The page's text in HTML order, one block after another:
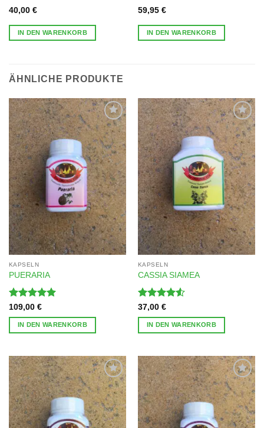
Bewertet
mit5 von
5
40,00 €
IN DEN WARENKORB
Bewertet
mit5von
5
59,95 €
IN DEN WARENKORB
ÄHNLICHE PRODUKTE
Zur
Wunschliste
hinzufügen
KAPSELN
PUERARIA
Bewertet
mit5von
109,00 €
IN DEN WARENKORB
Zur
Wunschliste
hinzufügen
KAPSELN
CASSIA SIAMEA
Bewertet
mit4.5
von 5
37,00 €
IN DEN WARENKORB
Zur
Wunschliste
hinzufügen
Zur
Wunschliste
hinzufügen